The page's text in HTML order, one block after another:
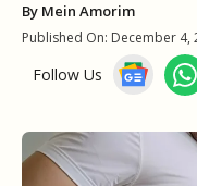
By Mein Amorim
Published On: December 4,
Follow Us